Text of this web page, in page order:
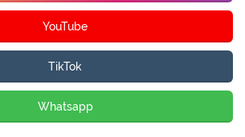
YouTube
TikTok
Whatsapp